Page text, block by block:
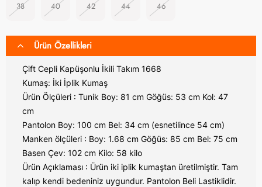
38 40 42 44 46
Ürün Özellikleri
Çift Cepli Kapüşonlu İkili Takım 1668
Kumaş: İki İplik Kumaş
Ürün Ölçüleri : Tunik Boy: 81 cm Göğüs: 53 cm Kol: 47
cm
Pantolon Boy: 100 cm Bel: 34 cm (esnetilince 54 cm)
Manken ölçüleri : Boy: 1.68 cm Göğüs: 85 cm Bel: 75 cm
Basen Çev: 102 cm Kilo: 58 kilo
Ürün Açıklaması : Ürün iki iplik kumaştan üretilmiştir. Tam
kalıp kendi bedeniniz uygundur. Pantolon Beli Lastiklidir.